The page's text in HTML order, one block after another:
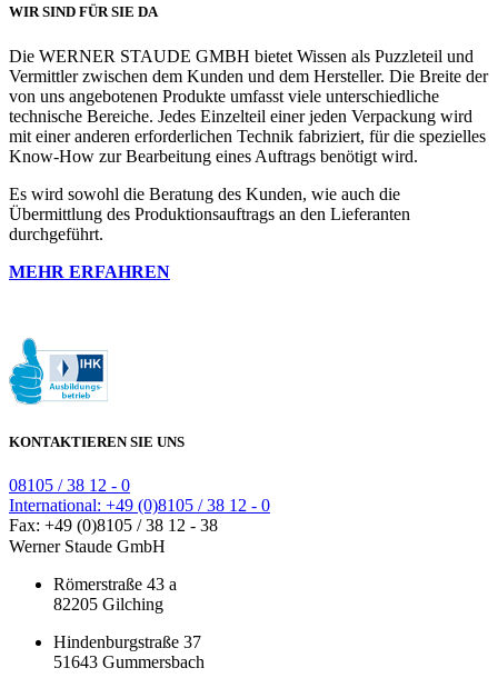
WIR SIND FÜR SIE DA
Die WERNER STAUDE GMBH bietet Wissen als Puzzleteil und
Vermittler zwischen dem Kunden und dem Hersteller. Die Breite der
von uns angebotenen Produkte umfasst viele unterschiedliche
technische Bereiche. Jedes Einzelteil einer jeden Verpackung wird
mit einer anderen erforderlichen Technik fabriziert, für die spezielles
Know-How zur Bearbeitung eines Auftrags benötigt wird.
Es wird sowohl die Beratung des Kunden, wie auch die
Übermittlung des Produktionsauftrags an den Lieferanten
durchgeführt.
MEHR ERFAHREN
KONTAKTIEREN SIE UNS
08105 / 38 12 - 0
International: +49 (0)8105 / 38 12 - 0
Fax: +49 (0)8105 / 38 12 - 38
Werner Staude GmbH
Römerstraße 43 a
82205 Gilching
Hindenburgstraße 37
51643 Gummersbach